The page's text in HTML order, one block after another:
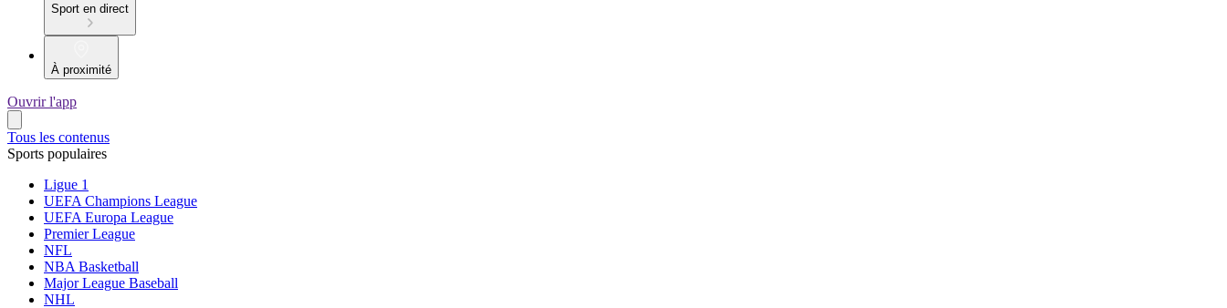
Sport en direct
À proximité
Ouvrir l'app
Tous les contenus
Sports populaires
Ligue 1
UEFA Champions League
UEFA Europa League
Premier League
NFL
NBA Basketball
Major League Baseball
NHL